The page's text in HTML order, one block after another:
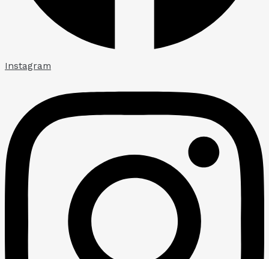
Instagram